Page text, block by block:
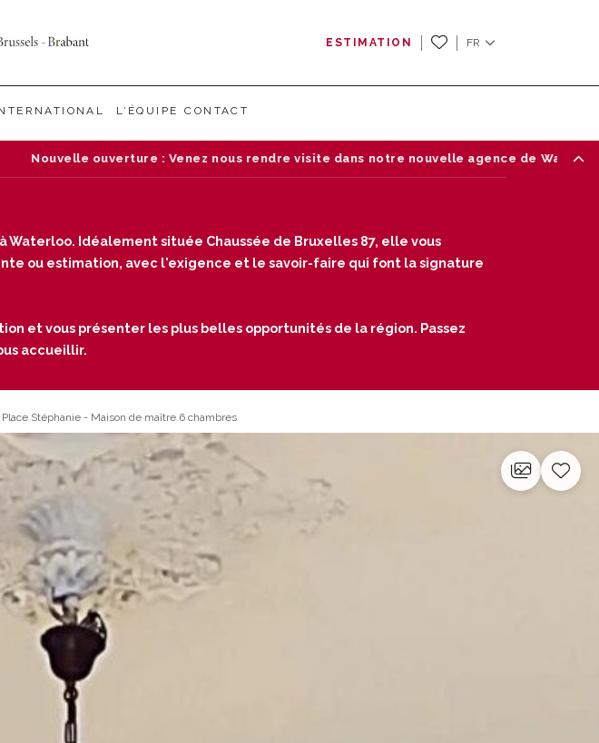
ESTIMATION FR
L’ÉQUIPE CONTACT
nous rendre visite dans notre nouvelle agence de Waterloo — Chaussée de Bruxelles 87,
Idéalement située Chaussée de Bruxelles 87, elle vous
ou estimation, avec l'exigence et le savoir-faire qui font la signature
et vous présenter les plus belles opportunités de la région. Passez
accueillir.
Place Stéphanie - Maison de maître 6 chambres